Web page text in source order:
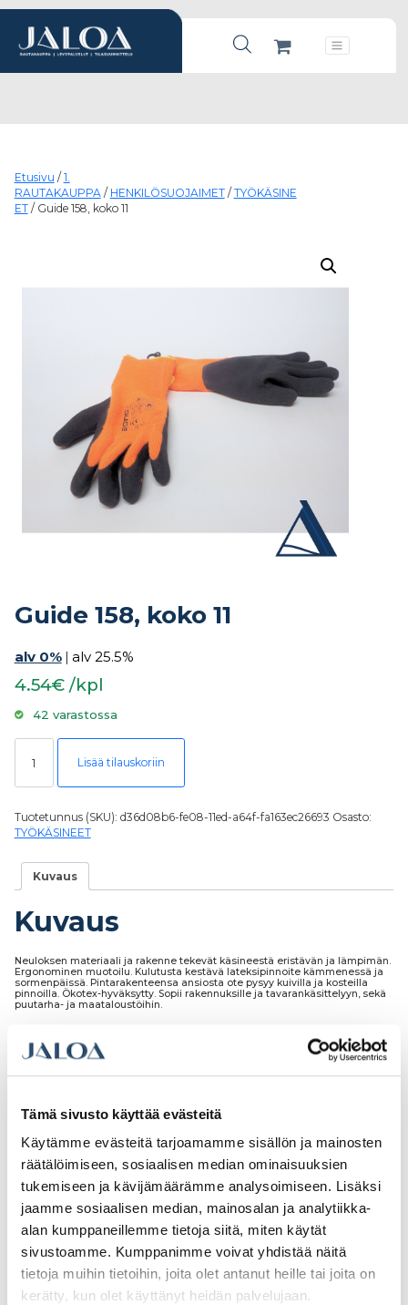
Tämä sivusto käyttää evästeitä
Käytämme evästeitä tarjoamamme sisällön ja mainosten
räätälöimiseen, sosiaalisen median ominaisuuksien
tukemiseen ja kävijämäärämme analysoimiseen. Lisäksi
jaamme sosiaalisen median, mainosalan ja analytiikka-
alan kumppaneillemme tietoja siitä, miten käytät
sivustoamme. Kumppanimme voivat yhdistää näitä
tietoja muihin tietoihin, joita olet antanut heille tai joita on
kerätty, kun olet käyttänyt heidän palvelujaan.
Products search
Päävalikko
Etusivu / 1.
RAUTAKAUPPA/ HENKILÖSUOJAIMET/ TYÖKÄSINE
ET/ Guide 158, koko 11
Guide 158, koko 11
alv 0% | alv 25.5%
4.54€ /kpl
42 varastossa
Guide 158, koko 11 määrä
Lisää tilauskoriin
Tuotetunnus (SKU): d36d08b6-fe08-11ed-a64f-fa163ec26693 Osasto:
TYÖKÄSINEET
Kuvaus
Kuvaus
Neuloksen materiaali ja rakenne tekevät käsineestä eristävän ja lämpimän.
Ergonominen muotoilu. Kulutusta kestävä lateksipinnoite kämmenessä ja
sormenpäissä. Pintarakenteensa ansiosta ote pysyy kuivilla ja kosteilla
pinnoilla. Ökotex-hyväksytty. Sopii rakennuksille ja tavarankäsittelyyn, sekä
puutarha- ja maataloustöihin.
Tutustu myös